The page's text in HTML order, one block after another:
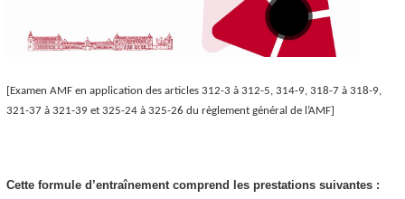
[Examen AMF en application des articles 312-3 à 312-5, 314-9, 318-7 à 318-9,
321-37 à 321-39 et 325-24 à 325-26 du règlement général de l’AMF]
Cette formule d’entraînement comprend les prestations suivantes :